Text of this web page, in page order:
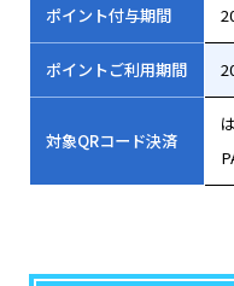
ポイント付与期間
ポイントご利用期間
対象QRコード決済